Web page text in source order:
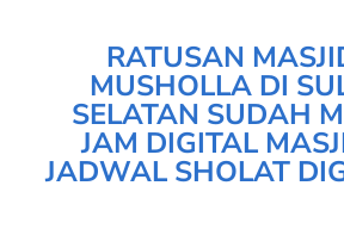
RATUSAN
MUSHOLLA DI
SELATAN SUDAH
JAM DIGITAL
JADWAL SHOLAT